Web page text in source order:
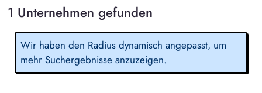
1 Unternehmen gefunden
Wir haben den Radius dynamisch angepasst, um
mehr Suchergebnisse anzuzeigen.